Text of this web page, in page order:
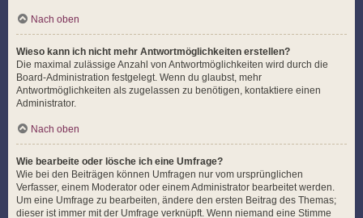
Nach oben
Wieso kann ich nicht mehr Antwortmöglichkeiten erstellen?
Die maximal zulässige Anzahl von Antwortmöglichkeiten wird durch die
Board-Administration festgelegt. Wenn du glaubst, mehr
Antwortmöglichkeiten als zugelassen zu benötigen, kontaktiere einen
Administrator.
Nach oben
Wie bearbeite oder lösche ich eine Umfrage?
Wie bei den Beiträgen können Umfragen nur vom ursprünglichen
Verfasser, einem Moderator oder einem Administrator bearbeitet werden.
Um eine Umfrage zu bearbeiten, ändere den ersten Beitrag des Themas;
dieser ist immer mit der Umfrage verknüpft. Wenn niemand eine Stimme